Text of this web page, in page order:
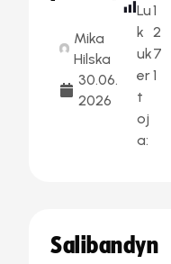
Mika
Hilska
30.06.
2026
Lu
k
uk
er
t
oj
a:
1
2
7
1
Salibandyn